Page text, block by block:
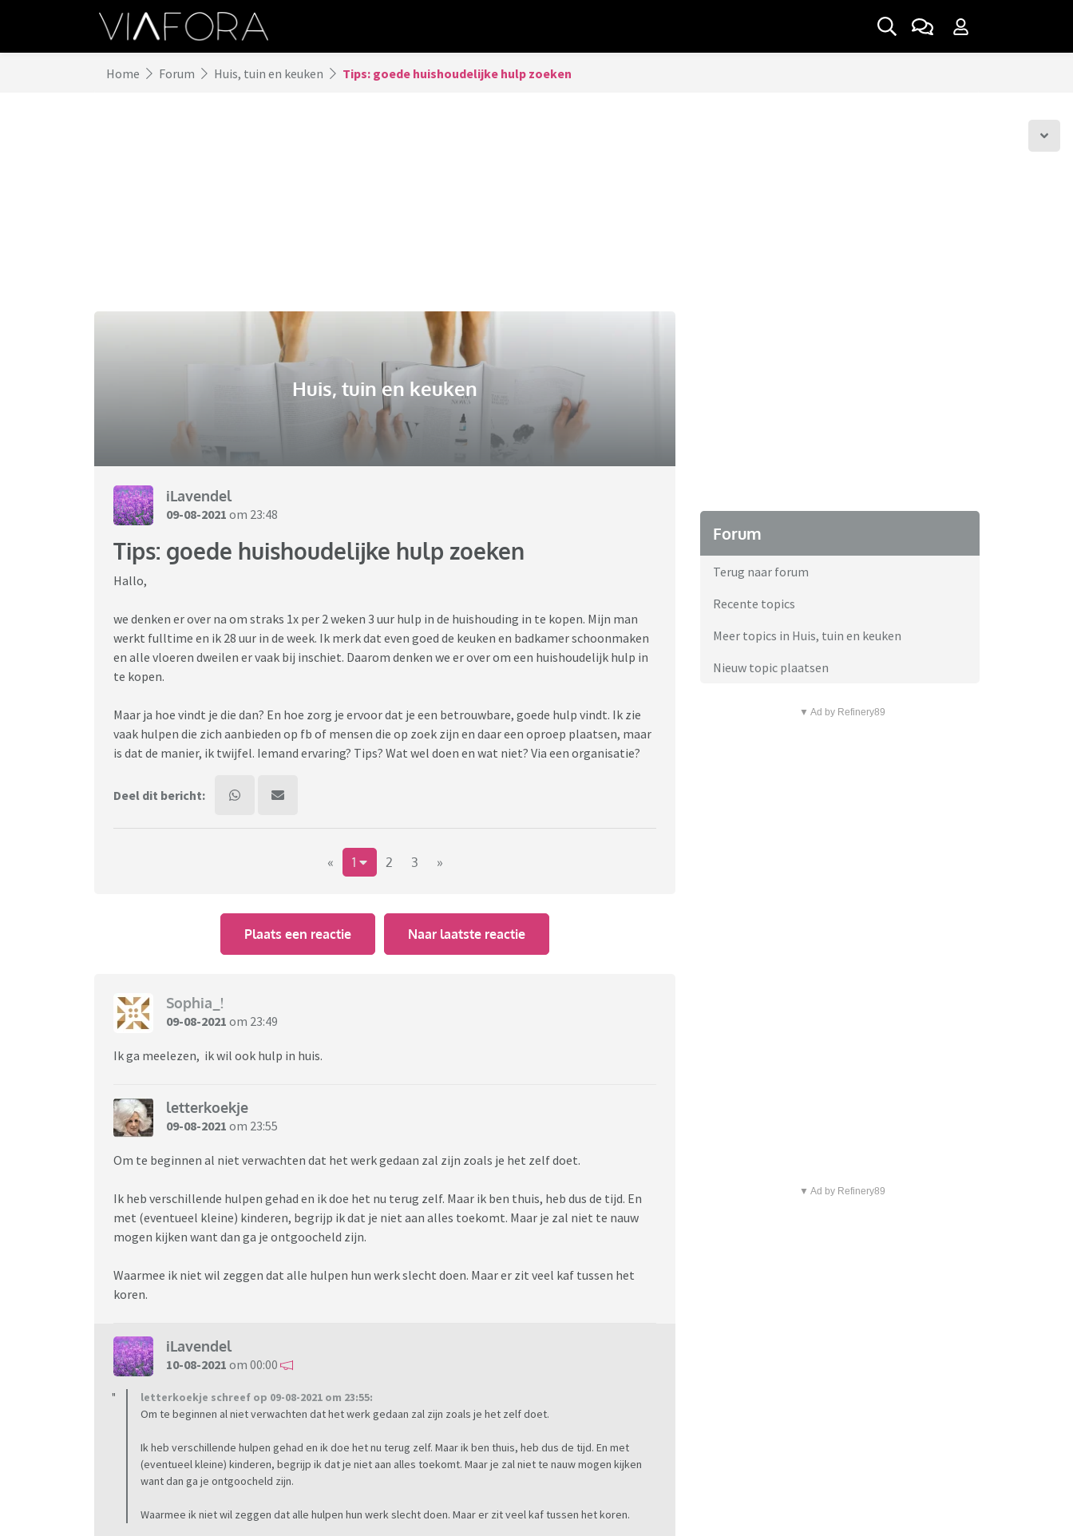
Home Forum Huis, tuin en keuken Tips: goede huishoudelijke hulp zoeken
Huis, tuin en keuken
iLavendel
09-08-2021 om 23:48
Tips: goede huishoudelijke hulp zoeken
Hallo,
we denken er over na om straks 1x per 2 weken 3 uur hulp in de huishouding in te kopen. Mijn man
werkt fulltime en ik 28 uur in de week. Ik merk dat even goed de keuken en badkamer schoonmaken
en alle vloeren dweilen er vaak bij inschiet. Daarom denken we er over om een huishoudelijk hulp in
te kopen.
Maar ja hoe vindt je die dan? En hoe zorg je ervoor dat je een betrouwbare, goede hulp vindt. Ik zie
vaak hulpen die zich aanbieden op fb of mensen die op zoek zijn en daar een oproep plaatsen, maar
is dat de manier, ik twijfel. Iemand ervaring? Tips? Wat wel doen en wat niet? Via een organisatie?
Deel dit bericht:
« 1 2 3 »
Plaats een reactie Naar laatste reactie
Sophia_!
09-08-2021 om 23:49
Ik ga meelezen, ik wil ook hulp in huis.
letterkoekje
09-08-2021 om 23:55
Om te beginnen al niet verwachten dat het werk gedaan zal zijn zoals je het zelf doet.
Ik heb verschillende hulpen gehad en ik doe het nu terug zelf. Maar ik ben thuis, heb dus de tijd. En
met (eventueel kleine) kinderen, begrijp ik dat je niet aan alles toekomt. Maar je zal niet te nauw
mogen kijken want dan ga je ontgoocheld zijn.
Waarmee ik niet wil zeggen dat alle hulpen hun werk slecht doen. Maar er zit veel kaf tussen het
koren.
iLavendel
10-08-2021 om 00:00
letterkoekje schreef op 09-08-2021 om 23:55:
Om te beginnen al niet verwachten dat het werk gedaan zal zijn zoals je het zelf doet.
Ik heb verschillende hulpen gehad en ik doe het nu terug zelf. Maar ik ben thuis, heb dus de tijd. En met
(eventueel kleine) kinderen, begrijp ik dat je niet aan alles toekomt. Maar je zal niet te nauw mogen kijken
want dan ga je ontgoocheld zijn.
Waarmee ik niet wil zeggen dat alle hulpen hun werk slecht doen. Maar er zit veel kaf tussen het koren.
Forum
Terug naar forum
Recente topics
Meer topics in Huis, tuin en keuken
Nieuw topic plaatsen
▼ Ad by Refinery89
▼ Ad by Refinery89